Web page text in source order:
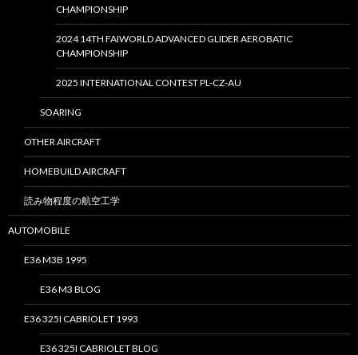
CHAMPIONSHIP
2024 14TH FAIWORLD ADVANCED GLIDER AEROBATIC
CHAMPIONSHIP
2025 INTERNATIONAL CONTEST PL-CZ-AU
SOARING
OTHER AIRCRAFT
HOMEBUILD AIRCRAFT
読み物程度の航空工学
AUTOMOBILE
E36 M3B 1995
E36 M3 BLOG
E36 325I CABRIOLET 1993
E36 325I CABRIOLET BLOG